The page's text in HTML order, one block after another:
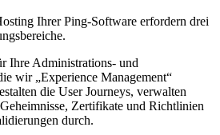
Ihrer Ping-Software erfordern drei
Ihre Administrations- und
wir „Experience Management“
die User Journeys, verwalten
Zertifikate und Richtlinien
durch.